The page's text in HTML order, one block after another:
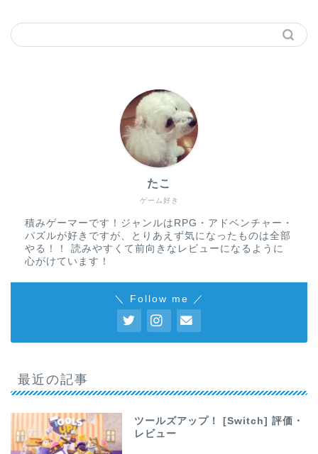
ゲーム好き
たこ
積みゲーマーです！ジャンルはRPG・アドベンチャー・
パズルが好きですが、とりあえず気になったものは全部
やる！！ 読みやすくて前向きなレビューになるように
心がけています！
＼ Follow me ／
最近の記事
ツールズアップ！ [Switch] 評価・
レビュー